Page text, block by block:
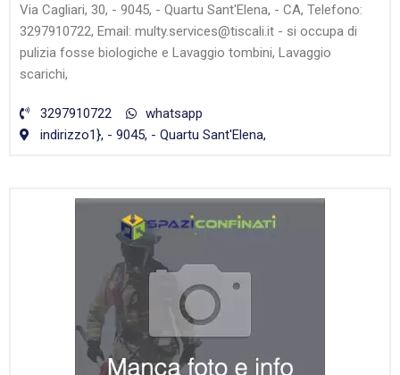
Via Cagliari, 30, - 9045, - Quartu Sant'Elena, - CA, Telefono:
3297910722, Email: multy.services@tiscali.it - si occupa di
pulizia fosse biologiche e Lavaggio tombini, Lavaggio
scarichi,
3297910722
whatsapp
indirizzo1}, - 9045, - Quartu Sant'Elena,